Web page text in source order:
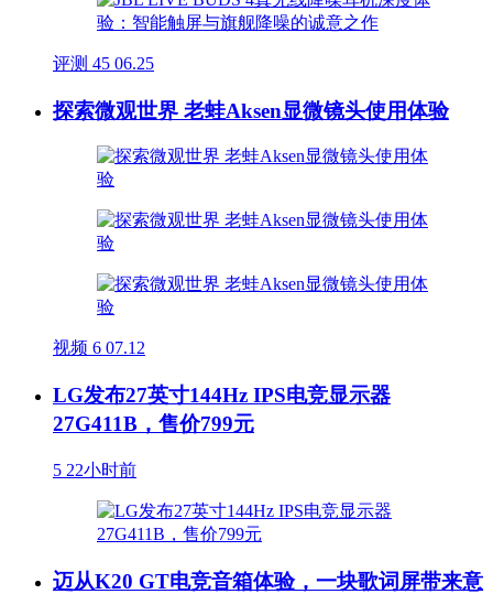
评测 45 06.25
探索微观世界 老蛙Aksen显微镜头使用体验
视频 6 07.12
LG发布27英寸144Hz IPS电竞显示器
27G411B，售价799元
5 22小时前
迈从K20 GT电竞音箱体验，一块歌词屏带来意